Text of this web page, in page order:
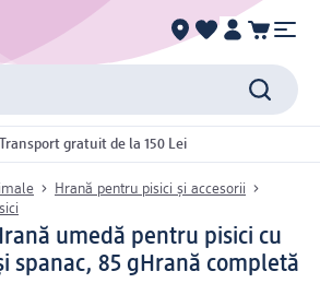
Transport gratuit de la 150 Lei
Hrană pentru pisici și accesorii
umedă pentru pisici cu
spanac, 85 g Hrană completă